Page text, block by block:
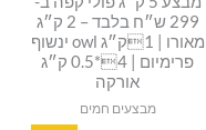
299 ש״ח בלבד – 2 ק״ג
מאורו | 1ק״ג owl ינשוף
פרימיום | 4*0.5 ק״ג
אורקה
מבצעים חמים